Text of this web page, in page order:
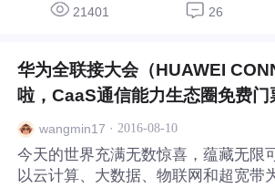
号码，乘客回拨过去在司机端看到的
么这种通话过程是如何实现的呢？
系小号 这个是用关系小号技术实现的
码，同主叫号码与被叫号码建立联系
定时间内，用户或者司机可以通过拨
第三方号码联系，并且双方手机都只
21401 26
华为全联接大会（HUAWEI
啦，CaaS通信能力生态圈免费门
wangmin17 · 2016-08-10
今天的世界充满无数惊喜，蕴藏无限
以云计算、大数据、物联网和超宽带